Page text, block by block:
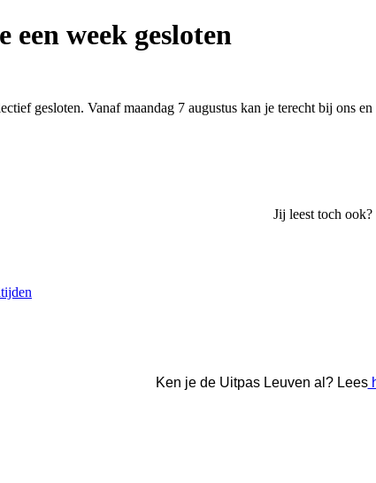
week gesloten
gesloten. Vanaf maandag 7 augustus kan je terecht bij ons
Jij leest toch ook?
Ken je de Uitpas Leuven al? Lees